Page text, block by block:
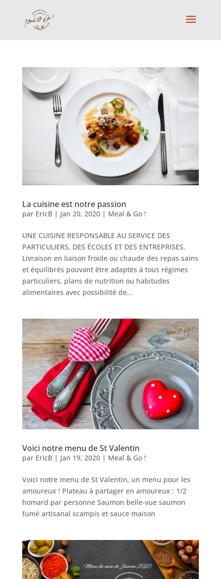
La cuisine est notre passion
par EricB| Jan 20, 2020| Meal & Go !
UNE CUISINE RESPONSABLE AU SERVICE DES
PARTICULIERS, DES ÉCOLES ET DES ENTREPRISES.
Livraison en liaison froide ou chaude des repas sains
et équilibrés pouvant être adaptés à tous régimes
particuliers, plans de nutrition ou habitudes
alimentaires avec possibilité de...
Voici notre menu de St Valentin
par EricB| Jan 19, 2020| Meal & Go !
Voici notre menu de St Valentin, un menu pour les
amoureux ! Plateau à partager en amoureux : 1/2
homard par personne Saumon belle-vue saumon
fumé artisanal scampis et sauce maison